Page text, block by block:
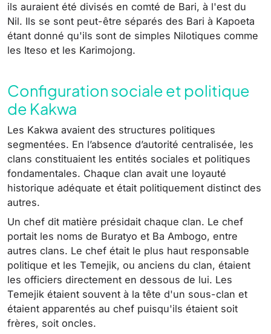
ils auraient été divisés en comté de Bari, à l'est du
Nil. Ils se sont peut-être séparés des Bari à Kapoeta
étant donné qu'ils sont de simples Nilotiques comme
les Iteso et les Karimojong.
Configuration sociale et politique
de Kakwa
Les Kakwa avaient des structures politiques
segmentées. En l’absence d’autorité centralisée, les
clans constituaient les entités sociales et politiques
fondamentales. Chaque clan avait une loyauté
historique adéquate et était politiquement distinct des
autres.
Un chef dit matière présidait chaque clan. Le chef
portait les noms de Buratyo et Ba Ambogo, entre
autres clans. Le chef était le plus haut responsable
politique et les Temejik, ou anciens du clan, étaient
les officiers directement en dessous de lui. Les
Temejik étaient souvent à la tête d'un sous-clan et
étaient apparentés au chef puisqu'ils étaient soit
frères, soit oncles.